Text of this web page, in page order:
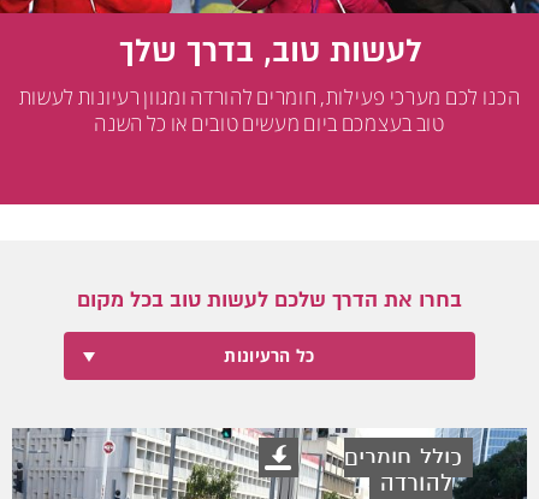
לעשות טוב, בדרך שלך
הכנו לכם מערכי פעילות, חומרים להורדה ומגוון רעיונות לעשות
טוב בעצמכם ביום מעשים טובים או כל השנה
בחרו את הדרך שלכם לעשות טוב בכל מקום
כל הרעיונות
כולל חומרים
להורדה